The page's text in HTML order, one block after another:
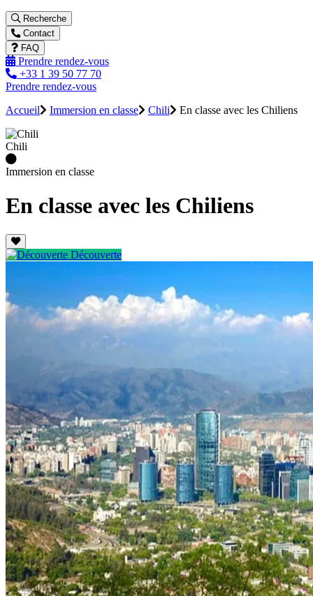
Recherche
Contact
FAQ
Prendre rendez-vous
+33 1 39 50 77 70
Prendre rendez-vous
Accueil
Immersion en classe Chili En classe avec les Chiliens
Chili
Immersion en classe
En classe avec les Chiliens
Découverte